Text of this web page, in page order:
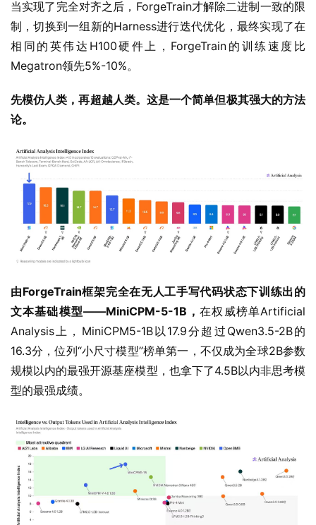
相同的英伟达H100硬件上，ForgeTrain的训练速度比
Megatron领先5%-10%。
先模仿人类，再超越人类。这是一个简单但极其强大的方法
由ForgeTrain框架完全在无人工手写代码状态下训练出的
Analysis上，MiniCPM5-1B以17.9分超过Qwen3.5-2B的
16.3分，位列“小尺寸模型”榜单第一，不仅成为全球2B参数
规模以内的最强开源基座模型，也拿下了4.5B以内非思考模
型的最强成绩。